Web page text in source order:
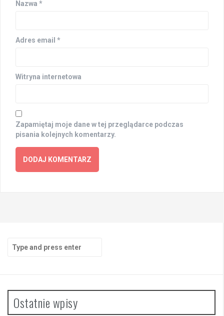
Nazwa *
Adres email *
Witryna internetowa
Zapamiętaj moje dane w tej przeglądarce podczas
pisania kolejnych komentarzy.
for:
Ostatnie wpisy